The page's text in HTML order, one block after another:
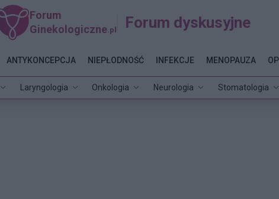
Forum
Ginekologiczne .pl Forum dyskusyjne
Laryngologia Onkologia Neurologia Stomatologia
ANTYKONCEPCJA NIEPŁODNOŚĆ INFEKCJE MENOPAUZA